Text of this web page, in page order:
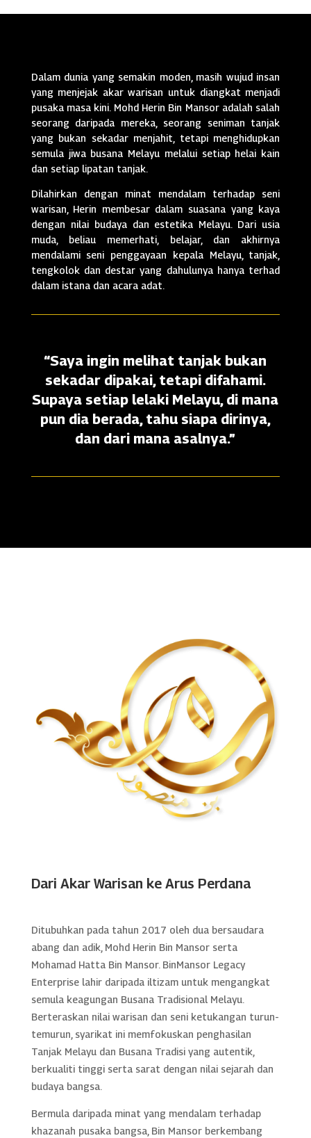
Dalam dunia yang semakin moden, masih wujud insan
yang menjejak akar warisan untuk diangkat menjadi
pusaka masa kini. Mohd Herin Bin Mansor adalah salah
seorang daripada mereka, seorang seniman tanjak
yang bukan sekadar menjahit, tetapi menghidupkan
semula jiwa busana Melayu melalui setiap helai kain
dan setiap lipatan tanjak.
Dilahirkan dengan minat mendalam terhadap seni
warisan, Herin membesar dalam suasana yang kaya
dengan nilai budaya dan estetika Melayu. Dari usia
muda, beliau memerhati, belajar, dan akhirnya
mendalami seni penggayaan kepala Melayu, tanjak,
tengkolok dan destar yang dahulunya hanya terhad
dalam istana dan acara adat.
“Saya ingin melihat tanjak bukan
sekadar dipakai, tetapi difahami.
Supaya setiap lelaki Melayu, di mana
pun dia berada, tahu siapa dirinya,
dan dari mana asalnya.”
Dari Akar Warisan ke Arus Perdana
Ditubuhkan pada tahun 2017 oleh dua bersaudara
abang dan adik, Mohd Herin Bin Mansor serta
Mohamad Hatta Bin Mansor. BinMansor Legacy
Enterprise lahir daripada iltizam untuk mengangkat
semula keagungan Busana Tradisional Melayu.
Berteraskan nilai warisan dan seni ketukangan turun-
temurun, syarikat ini memfokuskan penghasilan
Tanjak Melayu dan Busana Tradisi yang autentik,
berkualiti tinggi serta sarat dengan nilai sejarah dan
budaya bangsa.
Bermula daripada minat yang mendalam terhadap
khazanah pusaka bangsa, Bin Mansor berkembang